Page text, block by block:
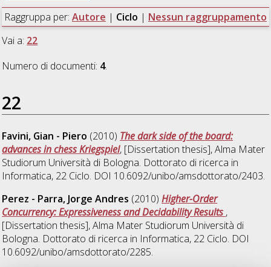
Raggruppa per: Autore | Ciclo | Nessun raggruppamento
Vai a: 22
Numero di documenti: 4.
22
Favini, Gian - Piero (2010) The dark side of the board:
advances in chess Kriegspiel, [Dissertation thesis], Alma Mater
Studiorum Università di Bologna. Dottorato di ricerca in
Informatica, 22 Ciclo. DOI 10.6092/unibo/amsdottorato/2403.
Perez - Parra, Jorge Andres (2010)Higher-Order
Concurrency: Expressiveness and Decidability Results ,
[Dissertation thesis], Alma Mater Studiorum Università di
Bologna. Dottorato di ricerca in Informatica, 22 Ciclo. DOI
10.6092/unibo/amsdottorato/2285.